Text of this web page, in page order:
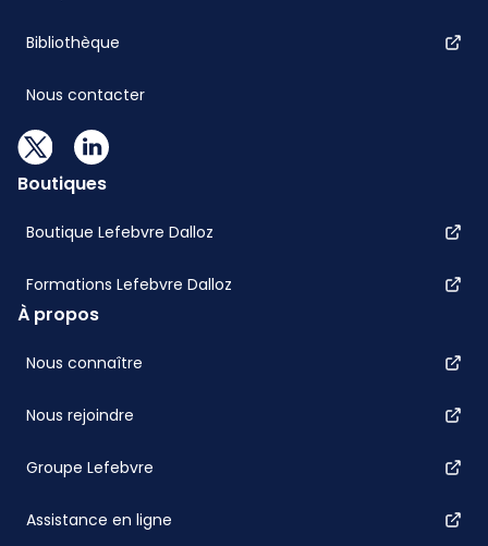
Bibliothèque
Nous contacter
Boutiques
Boutique Lefebvre Dalloz
Formations Lefebvre Dalloz
À propos
Nous connaître
Nous rejoindre
Groupe Lefebvre
Assistance en ligne